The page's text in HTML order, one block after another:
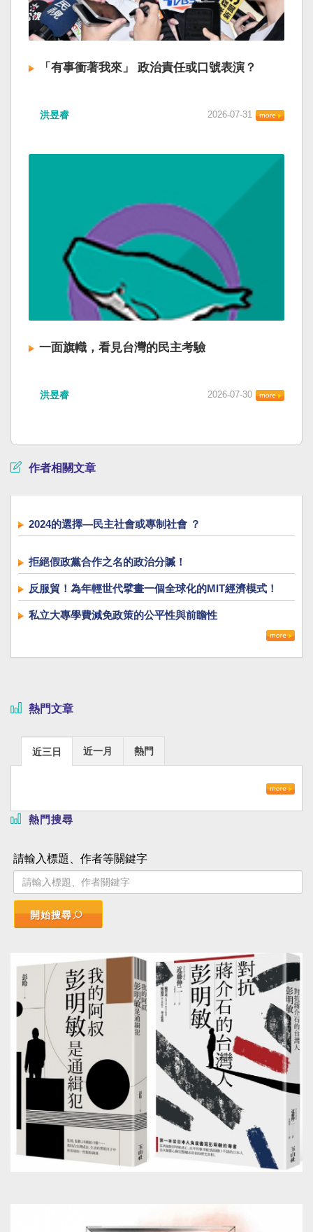
「有事衝著我來」 政治責任或口號表演？
洪昱睿 2026-07-31
一面旗幟，看見台灣的民主考驗
洪昱睿 2026-07-30
作者相關文章
2024的選擇—民主社會或專制社會 ？
拒絕假政黨合作之名的政治分贓！
反服貿！為年輕世代擘畫一個全球化的MIT經濟模式！
私立大專學費減免政策的公平性與前瞻性
熱門文章
近三日 近一月 熱門
熱門搜尋
請輸入標題、作者等關鍵字
開始搜尋